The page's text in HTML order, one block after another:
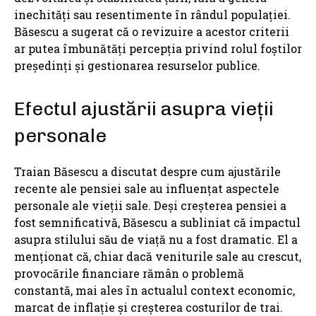
inechități sau resentimente în rândul populației.
Băsescu a sugerat că o revizuire a acestor criterii
ar putea îmbunătăți percepția privind rolul foștilor
președinți și gestionarea resurselor publice.
Efectul ajustării asupra vieții
personale
Traian Băsescu a discutat despre cum ajustările
recente ale pensiei sale au influențat aspectele
personale ale vieții sale. Deși creșterea pensiei a
fost semnificativă, Băsescu a subliniat că impactul
asupra stilului său de viață nu a fost dramatic. El a
menționat că, chiar dacă veniturile sale au crescut,
provocările financiare rămân o problemă
constantă, mai ales în actualul context economic,
marcat de inflație și creșterea costurilor de trai.